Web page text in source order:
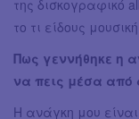
της δισκογραφικό
το τι είδους
Πως γεννήθηκε η
να πεις μέσα από
Η ανάγκη μου